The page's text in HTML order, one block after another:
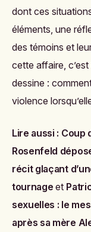
dont ces
éléments, une
des témoins et
cette affaire,
dessine :
violence
Lire aussi : Coup
Rosenfeld
récit glaçant
tournage et
sexuelles : le
après sa mère